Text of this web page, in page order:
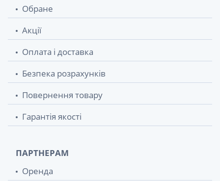
Обране
Акції
Оплата і доставка
Безпека розрахунків
Повернення товару
Гарантія якості
ПАРТНЕРАМ
Оренда